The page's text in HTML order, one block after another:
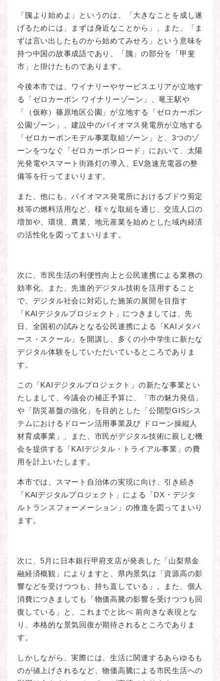
「隗より始めよ」というのは、「大きなことを成し遂
げるためには、まずは身近なことから」、また、「ま
ずは言い出したものから始めてみせろ」という意味を
持つ中国の故事成語であり、「隗」の部分を「甲斐
市」と掛けたものであります。
今後本市では、ワイナリーやサービスエリアが立地す
る「ゼロカーボン ワイナリーゾーン」、竜王駅や
「（仮称）篠原地区公園」が立地する「ゼロカーボン
公園ゾーン」、建設中のバイオマス発電所が立地する
「ゼロカーボンモデル事業取組ゾーン」と、3つのゾ
ーンをつなぐ「ゼロカーボンロード」において、太陽
光発電やスマート街路灯の導入、EV急速充電器の整
備等を行ってまいります。
また、他にも、バイオマス発電所におけるブドウ剪定
枝等の燃料活用など、様々な取組を通じ、交流人口の
増加や、環境、農業、地元産業を始めとした域内経済
の活性化を図ってまいります。
次に、市民生活の利便性向上と公民連携による業務の
効率化、また、先進的デジタル技術を活用すること
で、デジタル社会に対応した施策の展開を目指す
「KAIデジタルプロジェクト」につきましては、先
日、全国初の試みとなる公民連携による「KAIメタバ
ース・スクール」を開講し、多くの小中学生に新たな
デジタル体験をしていただいているところでありま
す。
この「KAIデジタルプロジェクト」の新たな事業とい
たしまして、今議会の補正予算に、「市の魅力発信」
や「防災基盤の強化」を目的とした「公開型GISシス
テムにおけるドローン活用事業及び ドローン操縦人
材育成事業」、また、市民がデジタル技術に親しむ機
会を提供する「KAIデジタル・トライアル事業」の費
用を計上いたします。
本市では、スマート自治体の実現に向け、引き続き
「KAIデジタルプロジェクト」による「DX・デジタ
ルトランスフォーメーション」の推進を図ってまいり
ます。
次に、5月に日本銀行甲府支店が発表した「山梨県金
融経済概観」によりますと、県内景気は「資源高の影
響などを受けつつも、持ち直している」。また、個人
消費につきましても「物価高騰の影響を受けつつも回
復している」と、これまでと比べ 前向きな表現とな
り、本格的な景気回復が期待されるところでありま
す。
しかしながら、実際には、生活に関連するあらゆるも
のが値上げされるなど、物価高騰による市民生活への